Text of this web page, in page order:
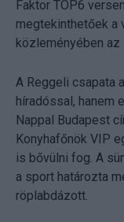
Faktor TOP6
megtekinthetőek a
közleményében az
A Reggeli csapata
híradóssal, hanem
Nappal Budapest
Konyhafőnök VIP
is bővülni fog. A
a sport határozta
röplabdázott.